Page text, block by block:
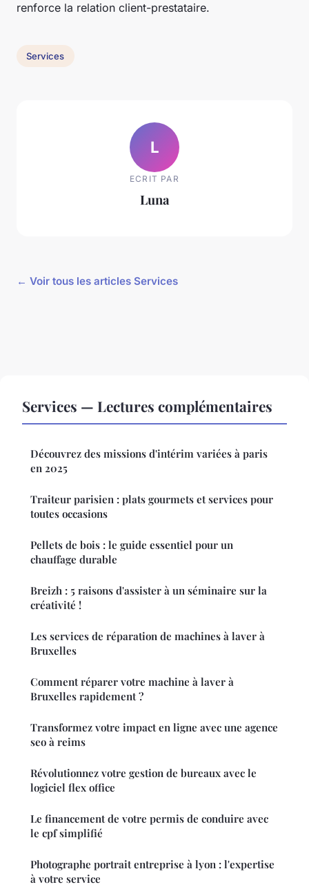
renforce la relation client-prestataire.
Services
L
ECRIT PAR
Luna
← Voir tous les articles Services
Services — Lectures complémentaires
Découvrez des missions d'intérim variées à paris
en 2025
Traiteur parisien : plats gourmets et services pour
toutes occasions
Pellets de bois : le guide essentiel pour un
chauffage durable
Breizh : 5 raisons d'assister à un séminaire sur la
créativité !
Les services de réparation de machines à laver à
Bruxelles
Comment réparer votre machine à laver à
Bruxelles rapidement ?
Transformez votre impact en ligne avec une agence
seo à reims
Révolutionnez votre gestion de bureaux avec le
logiciel flex office
Le financement de votre permis de conduire avec
le cpf simplifié
Photographe portrait entreprise à lyon : l'expertise
à votre service